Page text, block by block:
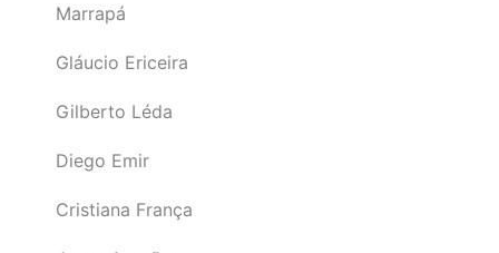
Marrapá
Gláucio Ericeira
Gilberto Léda
Diego Emir
Cristiana França